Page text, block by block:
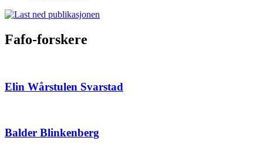
Fafo-forskere
Elin Wårstulen Svarstad
Balder Blinkenberg